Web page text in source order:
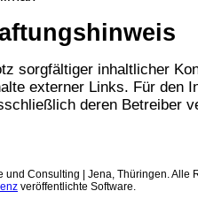
sorgfältiger inhaltlicher
externer Links. Für den
deren Betreiber
Consulting | Jena, Thüringen. Alle
veröffentlichte Software.